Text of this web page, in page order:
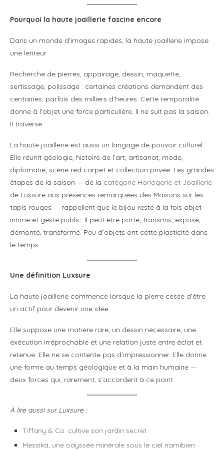
Pourquoi la haute joaillerie fascine encore
Dans un monde d’images rapides, la haute joaillerie impose
une lenteur.
Recherche de pierres, appairage, dessin, maquette,
sertissage, polissage : certaines créations demandent des
centaines, parfois des milliers d’heures. Cette temporalité
donne à l’objet une force particulière. Il ne suit pas la saison.
Il traverse.
La haute joaillerie est aussi un langage de pouvoir culturel.
Elle réunit géologie, histoire de l’art, artisanat, mode,
diplomatie, scène red carpet et collection privée. Les grandes
étapes de la saison — de la catégorie Horlogerie et Joaillerie
de Luxsure aux présences remarquées des Maisons sur les
tapis rouges — rappellent que le bijou reste à la fois objet
intime et geste public. Il peut être porté, transmis, exposé,
démonté, transformé. Peu d’objets ont cette plasticité dans
le temps.
Une définition Luxsure
La haute joaillerie commence lorsque la pierre cesse d’être
un actif pour devenir une idée.
Elle suppose une matière rare, un dessin nécessaire, une
exécution irréprochable et une relation juste entre éclat et
retenue. Elle ne se contente pas d’impressionner. Elle donne
une forme au temps géologique et à la main humaine —
deux forces qui, rarement, s’accordent à ce point.
À lire aussi sur Luxsure :
Tiffany & Co. cultive son jardin secret
Messika, une odyssée minérale sous le ciel namibien